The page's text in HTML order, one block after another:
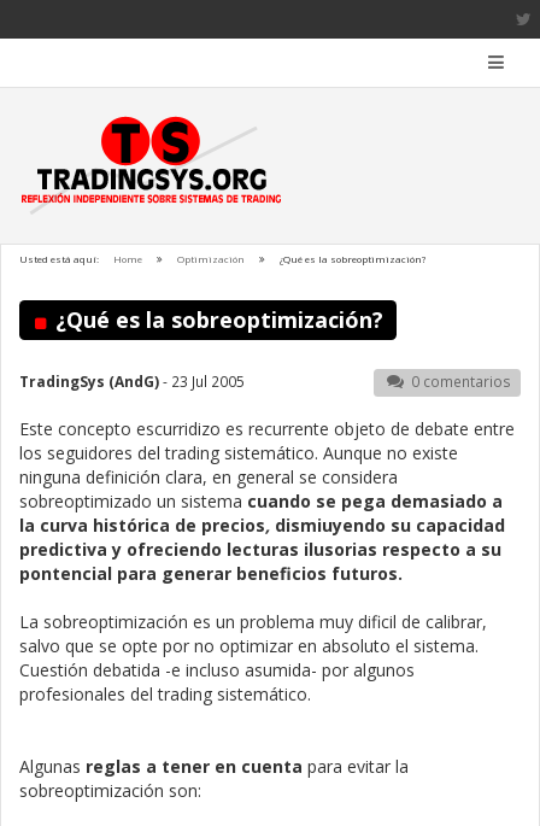
Usted está aquí: Home Optimización ¿Qué es la sobreoptimización?
¿Qué es la sobreoptimización?
TradingSys (AndG)- 23 Jul 2005 0 comentarios
Este concepto escurridizo es recurrente objeto de debate entre
los seguidores del trading sistemático. Aunque no existe
ninguna definición clara, en general se considera
sobreoptimizado un sistema cuando se pega demasiado a
la curva histórica de precios, dismiuyendo su capacidad
predictiva y ofreciendo lecturas ilusorias respecto a su
pontencial para generar beneficios futuros.
La sobreoptimización es un problema muy dificil de calibrar,
salvo que se opte por no optimizar en absoluto el sistema.
Cuestión debatida -e incluso asumida- por algunos
profesionales del trading sistemático.
Algunas reglas a tener en cuenta para evitar la
sobreoptimización son: